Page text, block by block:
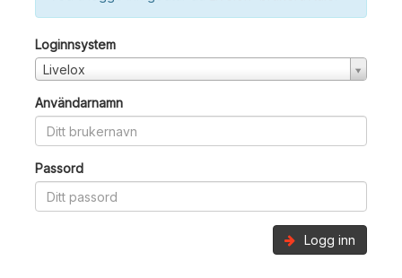
Loginnsystem
Livelox
Användarnamn
Passord
Logg inn